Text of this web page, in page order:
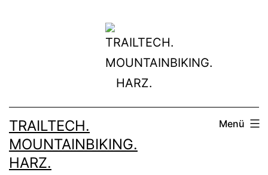
TRAILTECH.
MOUNTAINBIKING.
HARZ.
Menü